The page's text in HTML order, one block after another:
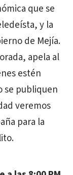
que se
y la
de Mejía.
apela al
estén
se publiquen
veremos
para la